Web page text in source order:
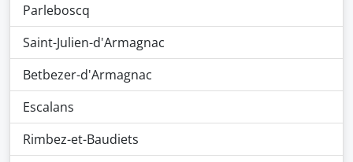
Parleboscq
Saint-Julien-d'Armagnac
Betbezer-d'Armagnac
Escalans
Rimbez-et-Baudiets